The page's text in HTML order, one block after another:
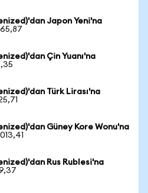
Japon Yeni'na
Çin Yuanı'na
Türk Lirası'na
Güney Kore Wonu'na
Rus Rublesi'na